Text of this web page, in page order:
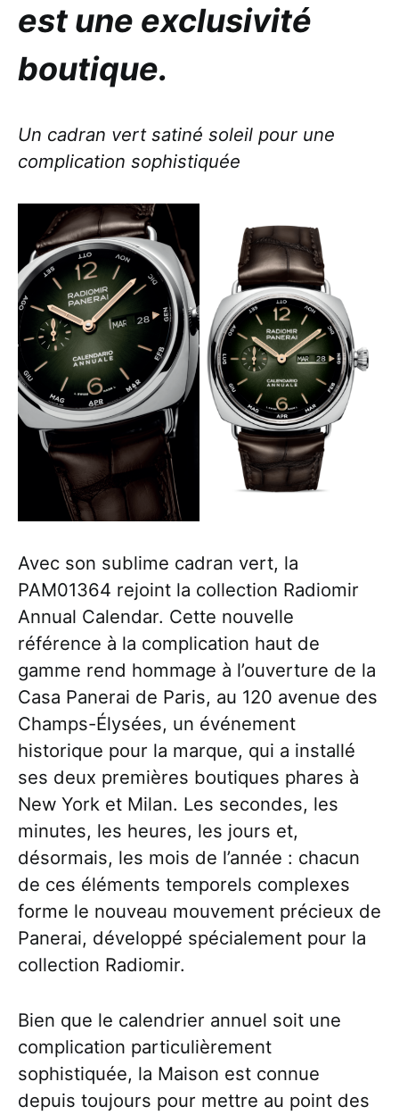
est une exclusivité
boutique.
Un cadran vert satiné soleil pour une
complication sophistiquée
Avec son sublime cadran vert, la
PAM01364 rejoint la collection Radiomir
Annual Calendar. Cette nouvelle
référence à la complication haut de
gamme rend hommage à l’ouverture de la
Casa Panerai de Paris, au 120 avenue des
Champs-Élysées, un événement
historique pour la marque, qui a installé
ses deux premières boutiques phares à
New York et Milan. Les secondes, les
minutes, les heures, les jours et,
désormais, les mois de l’année : chacun
de ces éléments temporels complexes
forme le nouveau mouvement précieux de
Panerai, développé spécialement pour la
collection Radiomir.
Bien que le calendrier annuel soit une
complication particulièrement
sophistiquée, la Maison est connue
depuis toujours pour mettre au point des